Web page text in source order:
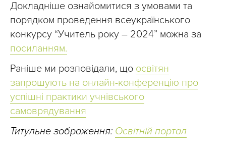
Докладніше ознайомитися з умовами та
порядком проведення всеукраїнського
конкурсу “Учитель року – 2024” можна за
посиланням.
Раніше ми розповідали, що освітян
запрошують на онлайн-конференцію про
успішні практики учнівського
самоврядування
Титульне зображення: Освітній портал